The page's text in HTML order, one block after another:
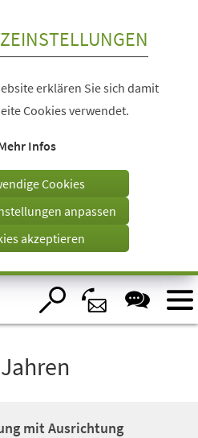
erklären Sie sich damit
Cookies verwendet.
Infos
Cookies
anpassen
akzeptieren
mit Ausrichtung